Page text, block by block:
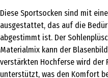
Diese Sportsocken sind mit
ausgestattet, das auf die
abgestimmt ist. Der
Materialmix kann der
verstärkten Hochferse wird der
unterstützt, was den Komfort